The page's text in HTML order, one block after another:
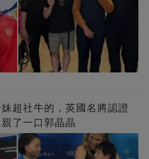
超社牛的，英國名將認證
了一口郭晶晶